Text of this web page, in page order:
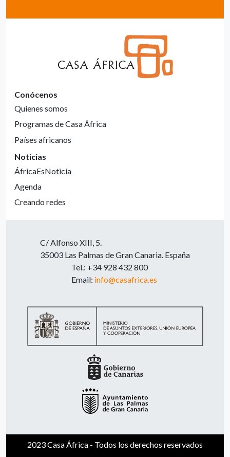
Conócenos
Quienes somos
Programas de Casa África
Países africanos
Noticias
ÁfricaEsNoticia
Agenda
Creando redes
C/ Alfonso XIII, 5.
35003 Las Palmas de Gran Canaria. España
Tel.: +34 928 432 800
Email: info@casafrica.es
2023 Casa África - Todos los derechos reservados